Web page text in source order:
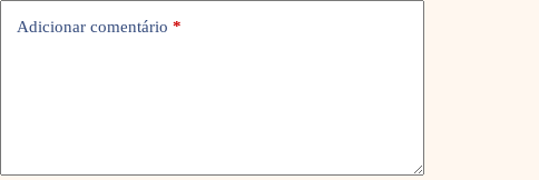
Adicionar comentário *